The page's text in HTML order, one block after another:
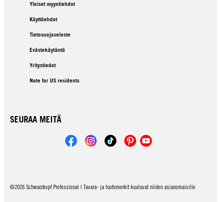
Yleiset myyntiehdot
Käyttöehdot
Tietosuojaseloste
Evästekäytäntö
Yritystiedot
Note for US residents
SEURAA MEITÄ
©2026 Schwarzkopf Professional | Tavara- ja tuotemerkit kuuluvat niiden asianomaisille